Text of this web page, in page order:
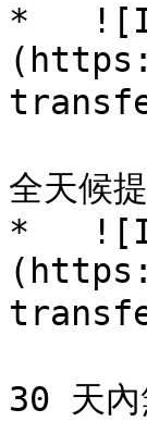
*
全天候
*
30 天內